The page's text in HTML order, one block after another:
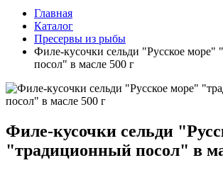
Главная
Каталог
Пресервы из рыбы
Филе-кусочки сельди "Русское море"
посол" в масле 500 г
Филе-кусочки сельди
"традиционный посол" в